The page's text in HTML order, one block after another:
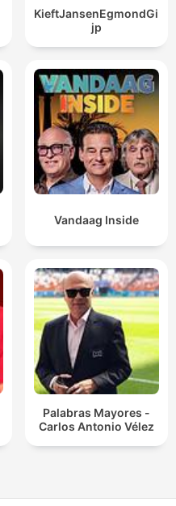
KieftJansenEgmondGi
jp
Vandaag Inside
Palabras Mayores -
Carlos Antonio Vélez